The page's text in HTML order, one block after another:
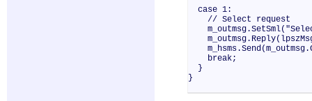
case 1:
// Select request
break;
}
}